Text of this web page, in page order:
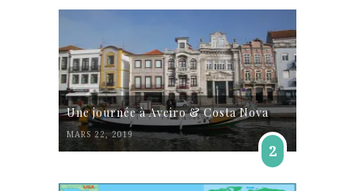
Une journée à Aveiro & Costa Nova
MARS 22, 2019
2